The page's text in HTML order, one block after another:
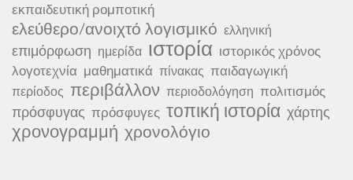
εκπαιδευτική ρομποτική
ελεύθερο/ανοιχτό λογισμικό ελληνική
επιμόρφωση ημερίδα ιστορία ιστορικός χρόνος
λογοτεχνία μαθηματικά πίνακας παιδαγωγική
περίοδος περιβάλλον περιοδολόγηση πολιτισμός
πρόσφυγας πρόσφυγες τοπική ιστορία χάρτης
χρονογραμμή χρονολόγιο